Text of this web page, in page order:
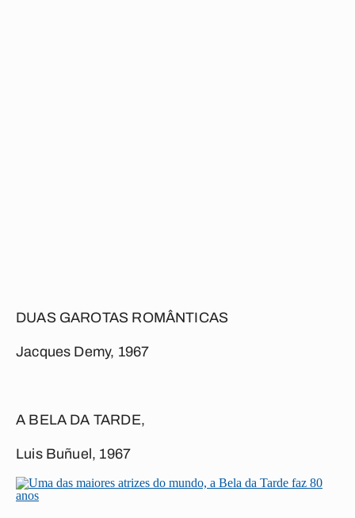
DUAS GAROTAS ROMÂNTICAS
Jacques Demy, 1967
A BELA DA TARDE,
Luis Buñuel, 1967